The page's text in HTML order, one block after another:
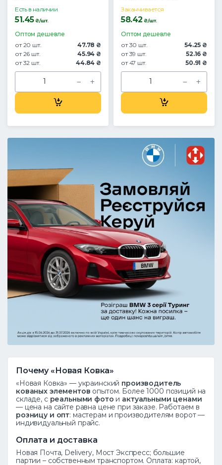
Есть в наличии
51.45₴/шт.
Оптом дешевле
от 20 шт.
47.78 ₴
от 26 шт.
45.94 ₴
от 32 шт.
44.84 ₴
Заканчивается
58.42 ₴/шт.
Оптом дешевле
от 30 шт.
54.25 ₴
от 39 шт.
52.16 ₴
от 47 шт.
50.91 ₴
Почему «Новая Ковка»
«Новая Ковка» — украинский производитель
кованых элементов опытом. Более 1000 позиций на
складе, с реальными фото и актуальными ценами
— цена на сайте равна цене при заказе. Работаем в
розницу и опт: мастерам и производителям ворот —
индивидуальный прайс.
Оплата и доставка
Новая Почта, Delivery, Мост Экспресс; большие
партии – собственным транспортом. Оплата: картой,